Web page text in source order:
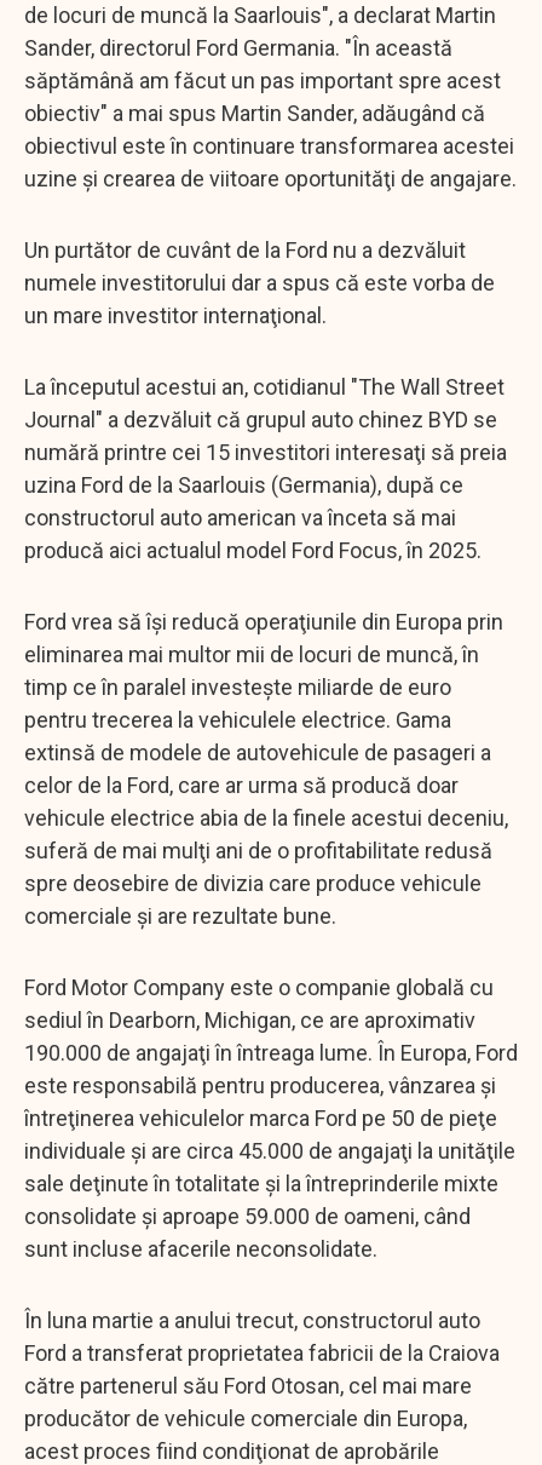
de locuri de muncă la Saarlouis", a declarat Martin
Sander, directorul Ford Germania. "În această
săptămână am făcut un pas important spre acest
obiectiv" a mai spus Martin Sander, adăugând că
obiectivul este în continuare transformarea acestei
uzine şi crearea de viitoare oportunităţi de angajare.
Un purtător de cuvânt de la Ford nu a dezvăluit
numele investitorului dar a spus că este vorba de
un mare investitor internaţional.
La începutul acestui an, cotidianul "The Wall Street
Journal" a dezvăluit că grupul auto chinez BYD se
numără printre cei 15 investitori interesaţi să preia
uzina Ford de la Saarlouis (Germania), după ce
constructorul auto american va înceta să mai
producă aici actualul model Ford Focus, în 2025.
Ford vrea să îşi reducă operaţiunile din Europa prin
eliminarea mai multor mii de locuri de muncă, în
timp ce în paralel investeşte miliarde de euro
pentru trecerea la vehiculele electrice. Gama
extinsă de modele de autovehicule de pasageri a
celor de la Ford, care ar urma să producă doar
vehicule electrice abia de la finele acestui deceniu,
suferă de mai mulţi ani de o profitabilitate redusă
spre deosebire de divizia care produce vehicule
comerciale şi are rezultate bune.
Ford Motor Company este o companie globală cu
sediul în Dearborn, Michigan, ce are aproximativ
190.000 de angajaţi în întreaga lume. În Europa, Ford
este responsabilă pentru producerea, vânzarea şi
întreţinerea vehiculelor marca Ford pe 50 de pieţe
individuale şi are circa 45.000 de angajaţi la unităţile
sale deţinute în totalitate şi la întreprinderile mixte
consolidate şi aproape 59.000 de oameni, când
sunt incluse afacerile neconsolidate.
În luna martie a anului trecut, constructorul auto
Ford a transferat proprietatea fabricii de la Craiova
către partenerul său Ford Otosan, cel mai mare
producător de vehicule comerciale din Europa,
acest proces fiind condiţionat de aprobările